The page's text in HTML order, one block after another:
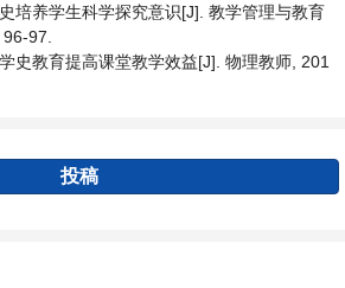
培养学生科学探究意识[J]. 教学管理与教育
97.
史教育提高课堂教学效益[J]. 物理教师, 201
投稿